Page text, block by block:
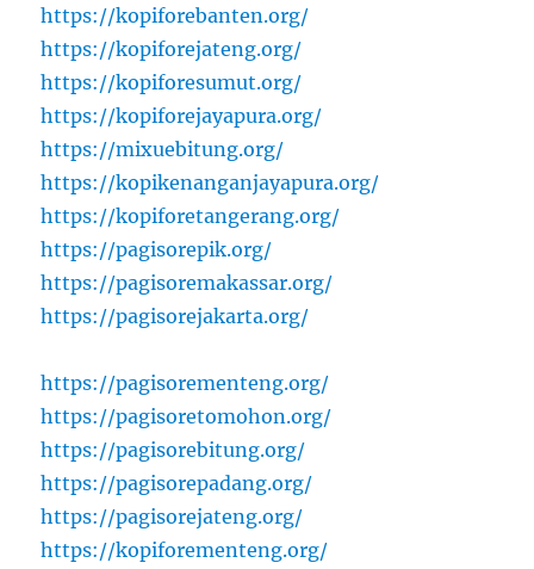
https://kopiforebanten.org/
https://kopiforejateng.org/
https://kopiforesumut.org/
https://kopiforejayapura.org/
https://mixuebitung.org/
https://kopikenanganjayapura.org/
https://kopiforetangerang.org/
https://pagisorepik.org/
https://pagisoremakassar.org/
https://pagisorejakarta.org/
https://pagisorementeng.org/
https://pagisoretomohon.org/
https://pagisorebitung.org/
https://pagisorepadang.org/
https://pagisorejateng.org/
https://kopiforementeng.org/